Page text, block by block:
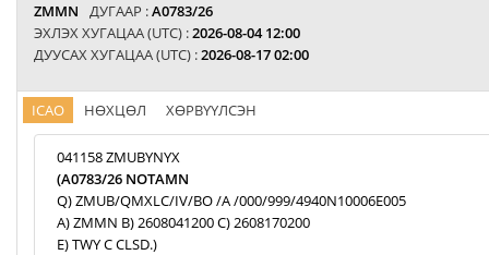
ZMMN ДУГААР :A0783/26
ЭХЛЭХ ХУГАЦАА (UTC) :2026-08-04 12:00
ДУУСАХ ХУГАЦАА (UTC) :2026-08-17 02:00
ICAO НӨХЦӨЛ ХӨРВҮҮЛСЭН
041158 ZMUBYNYX
(A0783/26 NOTAMN
Q) ZMUB/QMXLC/IV/BO /A /000/999/4940N10006E005
A) ZMMN B) 2608041200 C) 2608170200
E) TWY C CLSD.)